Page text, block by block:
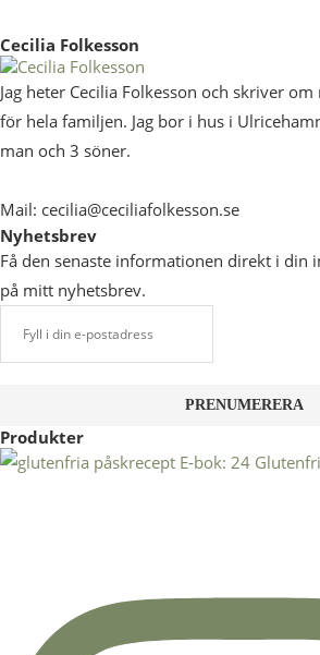
Cecilia Folkesson
Jag heter Cecilia Folkesson och skriver
för hela familjen. Jag bor i hus i
man och 3 söner.
Mail: cecilia@ceciliafolkesson.se
Nyhetsbrev
Få den senaste informationen direkt i din
på mitt nyhetsbrev.
Produkter
E-bok: 24